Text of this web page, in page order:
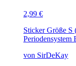
2,99 €
Sticker Größe S
Periodensystem
von SirDeKay